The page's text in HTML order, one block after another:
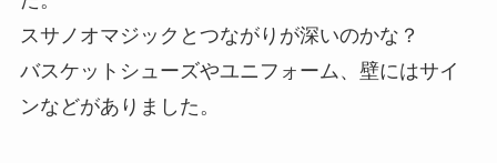
スサノオマジックとつながりが深いのかな？
バスケットシューズやユニフォーム、壁にはサイ
ンなどがありました。